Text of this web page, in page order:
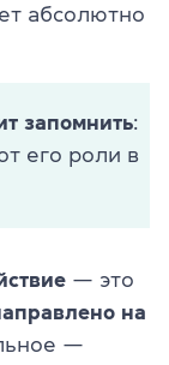
абсолютно
запомнить:
его роли в
— это
на
—